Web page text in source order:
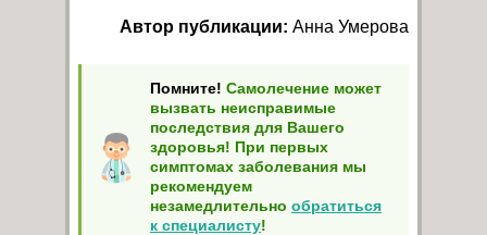
Автор публикации: Анна Умерова
Помните! Самолечение может
вызвать неисправимые
последствия для Вашего
здоровья! При первых
симптомах заболевания мы
рекомендуем
незамедлительно обратиться
к специалисту!